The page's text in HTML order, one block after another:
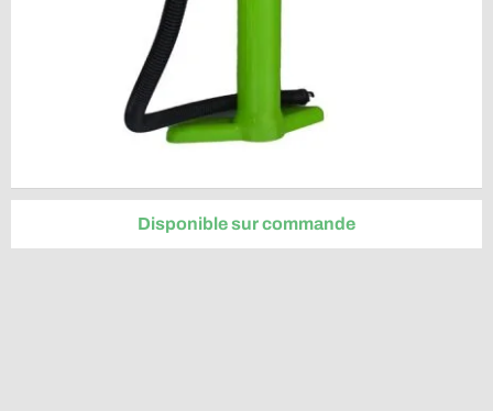
Disponible sur commande